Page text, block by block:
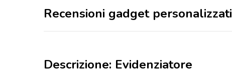
Recensioni gadget personalizzati
Descrizione: Evidenziatore